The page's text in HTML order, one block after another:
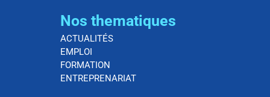
Nos thematiques
ACTUALITÉS
EMPLOI
FORMATION
ENTREPRENARIAT